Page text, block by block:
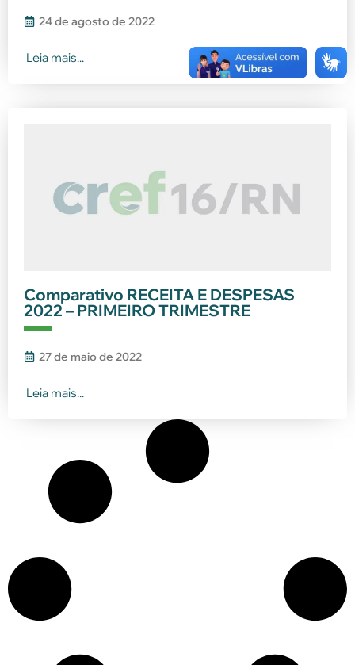
24 de agosto de 2022
Leia mais...
Comparativo RECEITA E DESPESAS
2022 – PRIMEIRO TRIMESTRE
27 de maio de 2022
Leia mais...